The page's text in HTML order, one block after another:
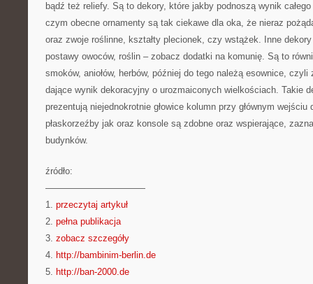
bądź też reliefy. Są to dekory, które jakby podnoszą wynik
czym obecne ornamenty są tak ciekawe dla oka, że nieraz
oraz zwoje roślinne, kształty plecionek, czy wstążek. Inne
postawy owoców, roślin – zobacz dodatki na komunię. Są to
smoków, aniołów, herbów, później do tego należą esownice, czyli
dające wynik dekoracyjny o urozmaiconych wielkościach. Takie
prezentują niejednokrotnie głowice kolumn przy głównym wejściu
płaskorzeźby jak oraz konsole są zdobne oraz wspierające,
budynków.
źródło:
———————————
1. przeczytaj artykuł
2. pełna publikacja
3. zobacz szczegóły
4. http://bambinim-berlin.de
5. http://ban-2000.de